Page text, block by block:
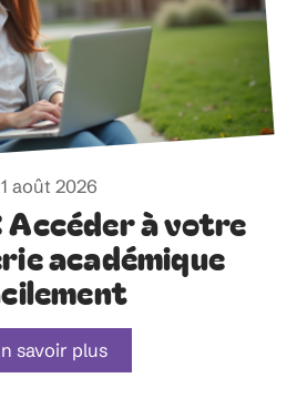
1 août 2026
Accéder à votre
académique
savoir plus